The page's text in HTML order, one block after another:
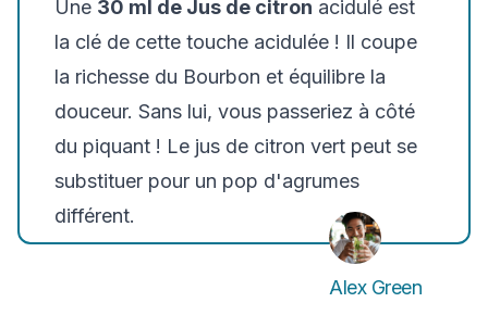
Une 30 ml de Jus de citron acidulé est
la clé de cette touche acidulée ! Il coupe
la richesse du Bourbon et équilibre la
douceur. Sans lui, vous passeriez à côté
du piquant ! Le jus de citron vert peut se
substituer pour un pop d'agrumes
différent.
Alex Green